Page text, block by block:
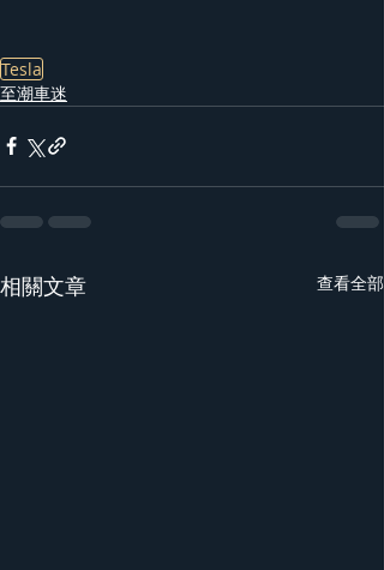
Tesla
至潮車迷
相關文章 查看全部